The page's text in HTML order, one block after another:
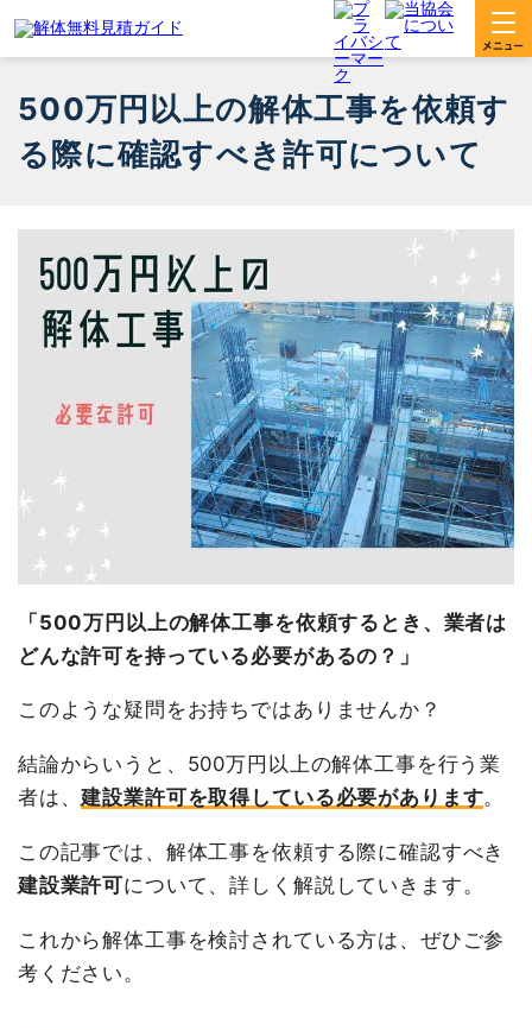
500万円以上の解体工事を依頼す
る際に確認すべき許可について
「500万円以上の解体工事を依頼するとき、業者は
どんな許可を持っている必要があるの？」
このような疑問をお持ちではありませんか？
結論からいうと、500万円以上の解体工事を行う業
者は、建設業許可を取得している必要があります。
この記事では、解体工事を依頼する際に確認すべき
建設業許可について、詳しく解説していきます。
これから解体工事を検討されている方は、ぜひご参
考ください。